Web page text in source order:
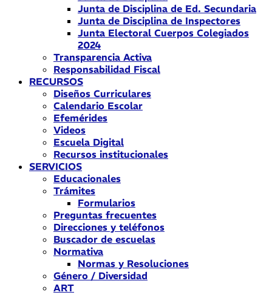
Junta de Disciplina de Ed. Secundaria
Junta de Disciplina de Inspectores
Junta Electoral Cuerpos Colegiados
2024
Transparencia Activa
Responsabilidad Fiscal
RECURSOS
Diseños Curriculares
Calendario Escolar
Efemérides
Videos
Escuela Digital
Recursos institucionales
SERVICIOS
Educacionales
Trámites
Formularios
Preguntas frecuentes
Direcciones y teléfonos
Buscador de escuelas
Normativa
Normas y Resoluciones
Género / Diversidad
ART